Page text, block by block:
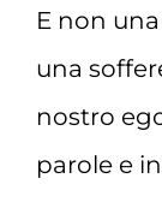
E non
una
nostro
parole e